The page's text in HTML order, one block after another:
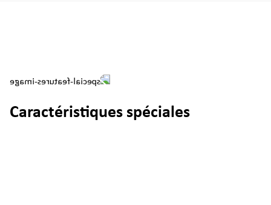
Caractéristiques spéciales